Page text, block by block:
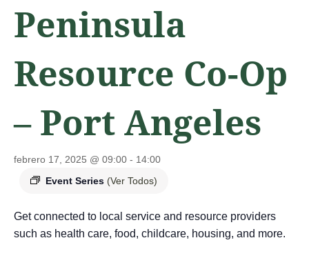
Peninsula
Resource Co-Op
– Port Angeles
febrero 17, 2025 @ 09:00 - 14:00
Event Series (Ver Todos)
Get connected to local service and resource providers
such as health care, food, childcare, housing, and more.